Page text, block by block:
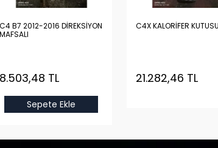
C4 B7 2012-2016 DİREKSİYON
MAFSALI
8.503,48 TL
Sepete Ekle
C4X KALORİFER KUTUSU
21.282,46 TL